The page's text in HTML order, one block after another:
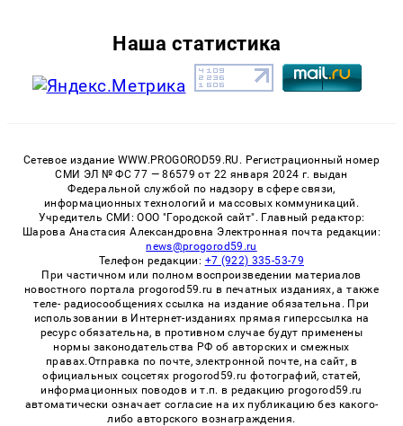
Наша статистика
Сетевое издание WWW.PROGOROD59.RU. Регистрационный номер
СМИ ЭЛ № ФС 77 — 86579 от 22 января 2024 г. выдан
Федеральной службой по надзору в сфере связи,
информационных технологий и массовых коммуникаций.
Учредитель СМИ: ООО "Городской сайт". Главный редактор:
Шарова Анастасия Александровна Электронная почта редакции:
news@progorod59.ru
Телефон редакции: +7 (922) 335-53-79
При частичном или полном воспроизведении материалов
новостного портала progorod59.ru в печатных изданиях, а также
теле- радиосообщениях ссылка на издание обязательна. При
использовании в Интернет-изданиях прямая гиперссылка на
ресурс обязательна, в противном случае будут применены
нормы законодательства РФ об авторских и смежных
правах.Отправка по почте, электронной почте, на сайт, в
официальных соцсетях progorod59.ru фотографий, статей,
информационных поводов и т.п. в редакцию progorod59.ru
автоматически означает согласие на их публикацию без какого-
либо авторского вознаграждения.